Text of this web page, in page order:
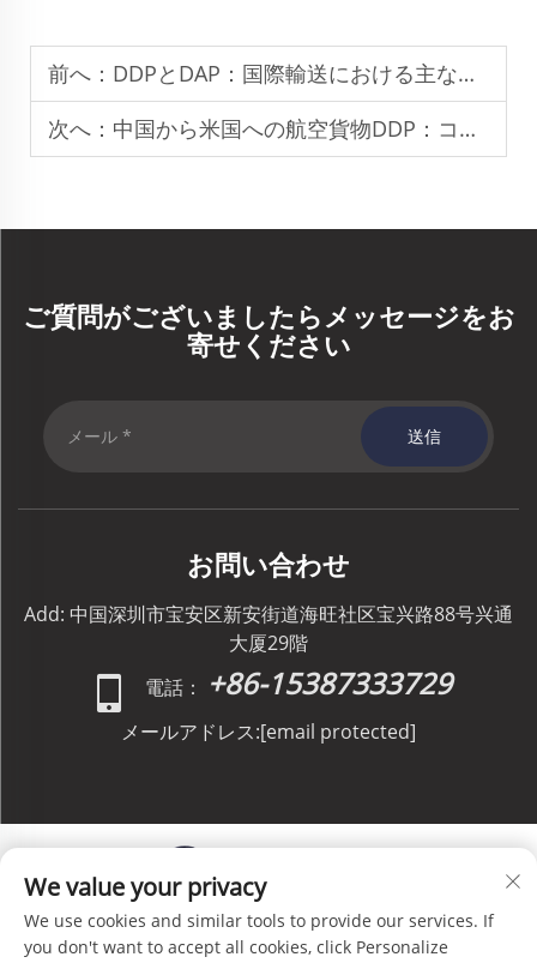
前へ： DDPとDAP：国際輸送における主な違い
次へ： 中国から米国への航空貨物DDP：コストと輸送期間
ご質問がございましたらメッセージをお
寄せください
送信
お問い合わせ
Add: 中国深圳市宝安区新安街道海旺社区宝兴路88号兴通
大厦29階
電話：
+86-15387333729
メールアドレス:[email protected]
Copyright © C&C GLOBAL Logistics Co., Limited All
We value your privacy
We use cookies and similar tools to provide our services. If
you don't want to accept all cookies, click Personalize